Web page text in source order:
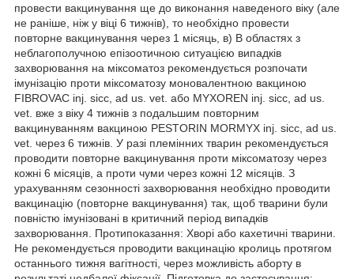
провести вакцинування ще до виконання наведеного віку (але
не раніше, ніж у віці 6 тижнів), то необхідно провести
повторне вакцинування через 1 місяць, в) В областях з
неблагополучною епізоотичною ситуацією випадків
захворювання на міксоматоз рекомендується розпочати
імунізацію проти міксоматозу моновалентною вакциною
FIBROVAC inj. sicс, ad us. vet. або MYXOREN inj. sicс, ad us.
vet. вже з віку 4 тижнів з подальшим повторним
вакцинуванням вакциною PESTORIN MORMYX inj. sісс, ad us.
vet. через 6 тижнів. У разі племінних тварин рекомендується
проводити повторне вакцинування проти міксоматозу через
кожні 6 місяців, а проти чуми через кожні 12 місяців. З
урахуванням сезонності захворювання необхідно проводити
вакцинацію (повторне вакцинування) так, щоб тварини були
повністю імунізовані в критичний період випадків
захворювання. Протипоказання: Хворі або кахетичні тварини.
Не рекомендується проводити вакцинацію кролиць протягом
останнього тижня вагітності, через можливість аборту в